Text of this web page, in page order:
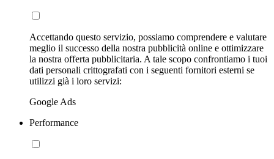
Accettando questo servizio, possiamo comprendere e valutare
meglio il successo della nostra pubblicità online e ottimizzare
la nostra offerta pubblicitaria. A tale scopo confrontiamo i tuoi
dati personali crittografati con i seguenti fornitori esterni se
utilizzi già i loro servizi:
Google Ads
Performance